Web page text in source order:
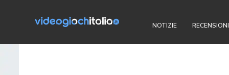
NOTIZIE RECENSIONI